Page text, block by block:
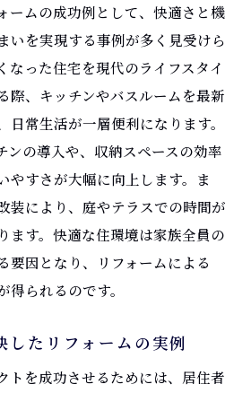
ームの成功例として、快適さと機
いを実現する事例が多く見受けら
なった住宅を現代のライフスタイ
際、キッチンやバスルームを最新
日常生活が一層便利になります。
ンの導入や、収納スペースの効率
やすさが大幅に向上します。ま
装により、庭やテラスでの時間が
ます。快適な住環境は家族全員の
要因となり、リフォームによる
得られるのです。
したリフォームの実例
トを成功させるためには、居住者